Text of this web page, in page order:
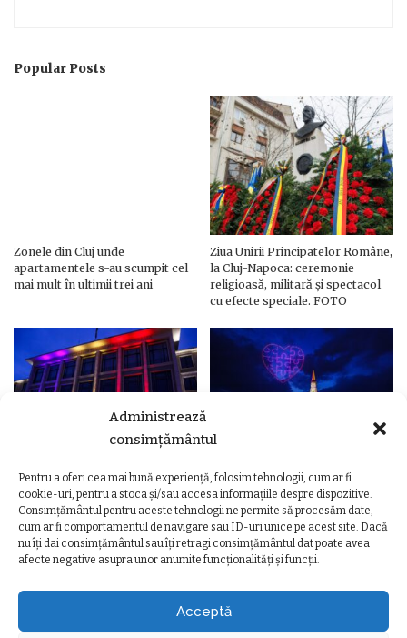
Administrează
consimțământul
Pentru a oferi cea mai bună experiență, folosim tehnologii, cum ar fi
cookie-uri, pentru a stoca și/sau accesa informațiile despre dispozitive.
Consimțământul pentru aceste tehnologii ne permite să procesăm date,
cum ar fi comportamentul de navigare sau ID-uri unice pe acest site. Dacă
nu îți dai consimțământul sau îți retragi consimțământul dat poate avea
afecte negative asupra unor anumite funcționalități și funcții.
Acceptă
Popular Posts
Zonele din Cluj unde
apartamentele s-au scumpit cel
mai mult în ultimii trei ani
Ziua Unirii Principatelor Române,
la Cluj-Napoca: ceremonie
religioasă, militară și spectacol
cu efecte speciale. FOTO
Ziua Unirii Principatelor Române
– Clădiri și poduri din Cluj,
iluminate în culorile drapelului
Ziua Unirii la Cluj-Napoca.
Programul complet al
evenimentelor